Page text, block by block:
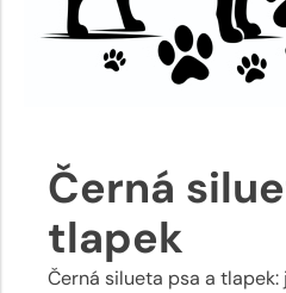
Černá
tlapek
Černá silueta psa a